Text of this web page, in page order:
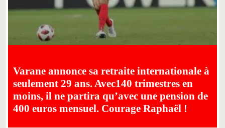
Varane annonce sa retraite internationale à
seulement 29 ans. Avec140 trimestres en
moins, il ne partira qu’avec une pension de
400 euros mensuel. Courage Raphaël !